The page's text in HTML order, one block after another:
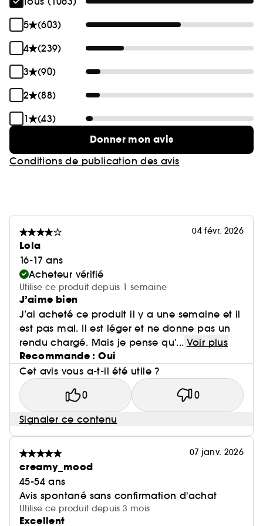
5
(603)
4
(239)
3
(90)
2
(88)
1
(43)
Donner mon avis
Conditions de publication des avis
04 févr. 2026
Lola
16-17 ans
Acheteur vérifié
Utilise ce produit depuis 1 semaine
J’aime bien
J’ai acheté ce produit il y a une semaine et il
est pas mal. Il est léger et ne donne pas un
rendu chargé. Mais je pense qu’... Voir plus
Recommande : Oui
Cet avis vous a-t-il été utile ?
0 0
Signaler ce contenu
07 janv. 2026
creamy_mood
45-54 ans
Avis spontané sans confirmation d'achat
Utilise ce produit depuis 3 mois
Excellent